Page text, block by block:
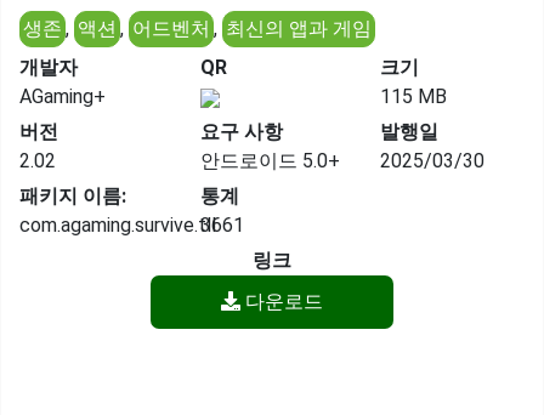
생존 , 액션 , 어드벤처 , 최신의 앱과 게임
개발자
AGaming+
QR
크기
115 MB
버전
2.02
요구 사항
안드로이드 5.0+
발행일
2025/03/30
패키지 이름:
com.agaming.survive.tll
통계
3661
링크
다운로드